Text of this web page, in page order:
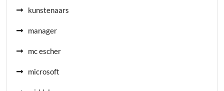
kunstenaars
manager
mc escher
microsoft